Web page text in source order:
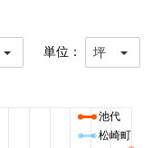
単位： 坪
池代
松崎町